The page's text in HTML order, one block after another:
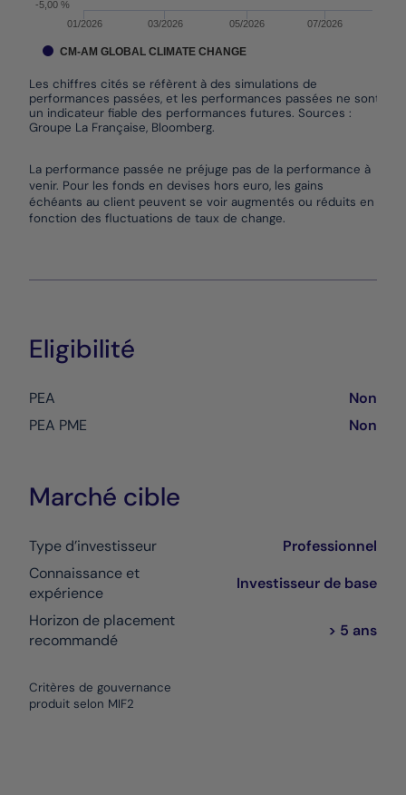
Les chiffres cités se réfèrent à des simulations de
performances passées, et les performances passées ne sont pas
un indicateur fiable des performances futures. Sources :
Groupe La Française, Bloomberg.
01/2026 03/2026 05/2026 07/2026
-5,00 %
CM-AM GLOBAL CLIMATE CHANGE
La performance passée ne préjuge pas de la performance à
venir. Pour les fonds en devises hors euro, les gains
échéants au client peuvent se voir augmentés ou réduits en
fonction des fluctuations de taux de change.
Eligibilité
PEA
Non
PEA PME
Non
Marché cible
Type d’investisseur
Professionnel
Connaissance et
expérience
Investisseur de base
Horizon de placement
recommandé
> 5 ans
Critères de gouvernance
produit selon MIF2